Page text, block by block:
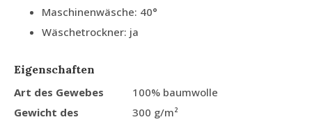
Maschinenwäsche: 40°
Wäschetrockner: ja
Eigenschaften
Art des Gewebes
100% baumwolle
Gewicht des
300 g/m²